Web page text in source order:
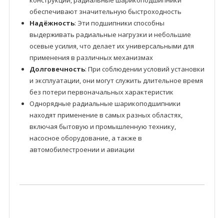
обеспечивают значительную быстроходность
Надёжность: Эти подшипники способны
выдерживать радиальные нагрузки и небольшие
осевые усилия, что делает их универсальными для
применения в различных механизмах
Долговечность: При соблюдении условий установки
и эксплуатации, они могут служить длительное время
без потери первоначальных характеристик
Однорядные радиальные шарикоподшипники
находят применение в самых разных областях,
включая бытовую и промышленную технику,
насосное оборудование, а также в
автомобилестроении и авиации